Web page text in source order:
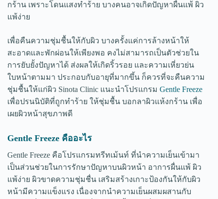
กร้าน เพราะโดนแสงทำร้าย บางคนอาจเกิดปัญหาผื่นแพ้ ผิว
แพ้ง่าย
เพื่อคืนความชุ่มชื้นให้กับผิว บางครั้งแค่การล้างหน้าให้
สะอาดและพักผ่อนให้เพียงพอ คงไม่สามารถเป็นตัวช่วยใน
การยับยั้งปัญหาได้ ส่งผลให้เกิดริ้วรอย และความเหี่ยวย่น
ใบหน้าตามมา ประกอบกับอายุที่มากขึ้น ก็ควรที่จะคืนความ
ชุ่มชื้นให้แก่ผิว Sinota Clinic แนะนำโปรแกรม Gentle Freeze
เพื่อปรนนิบัติที่ถูกทำร้าย ให้ชุ่มชื้น บอกลาผิวแห้งกร้าน เพื่อ
เผยผิวหน้าสุขภาพดี
Gentle Freeze คืออะไร
Gentle Freeze คือโปรแกรมทรีทเม้นท์ ที่นำความเย็นเข้ามา
เป็นส่วนช่วยในการรักษาปัญหาบนผิวหน้า อาการผื่นแพ้ ผิว
แพ้ง่าย ผิวขาดความชุ่มชื่น เสริมสร้างเกาะป้องกันให้กับผิว
หน้ามีความแข็งแรง เนื่องจากนำความเย็นผสมผสานกับ